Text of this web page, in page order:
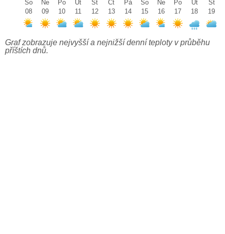
So
08
Ne
09
Po
10
Út
11
St
12
Čt
13
Pá
14
So
15
Ne
16
Po
17
Út
18
St
19
Graf zobrazuje nejvyšší a nejnižší denní teploty v průběhu
příštích dnů.